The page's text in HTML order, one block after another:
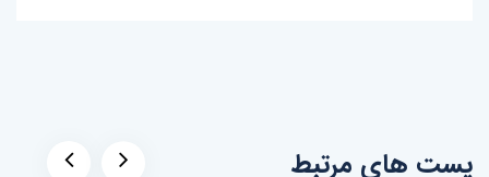
پست های مرتبط